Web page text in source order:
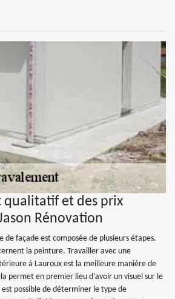
qualitatif et des prix
Rénovation
de façade est composée de plusieurs étapes.
la peinture. Travailler avec une
à Lauroux est la meilleure manière de
permet en premier lieu d’avoir un visuel sur le
possible de déterminer le type de